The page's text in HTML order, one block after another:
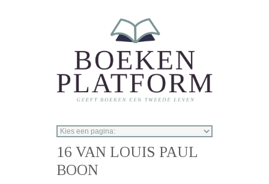
16 VAN LOUIS PAUL
BOON